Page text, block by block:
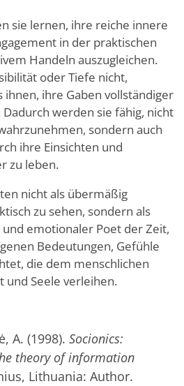
sie lernen, ihre reiche innere
in der praktischen
Handeln auszugleichen.
oder Tiefe nicht,
ihre Gaben vollständiger
werden sie fähig, nicht
sondern auch
ihre Einsichten und
zu leben.
nicht als übermäßig
zu sehen, sondern als
emotionaler Poet der Zeit,
Bedeutungen, Gefühle
die dem menschlichen
und Seele verleihen.
A. (1998). Socionics:
theory of information
Lithuania: Author.